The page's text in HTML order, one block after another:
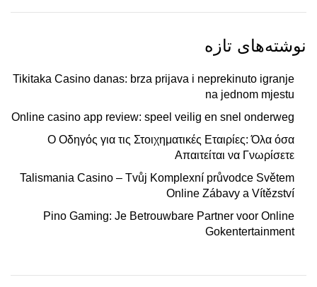
نوشته‌های تازه
Tikitaka Casino danas: brza prijava i neprekinuto igranje
na jednom mjestu
Online casino app review: speel veilig en snel onderweg
Ο Οδηγός για τις Στοιχηματικές Εταιρίες: Όλα όσα
Απαιτείται να Γνωρίσετε
Talismania Casino – Tvůj Komplexní průvodce Světem
Online Zábavy a Vítězství
Pino Gaming: Je Betrouwbare Partner voor Online
Gokentertainment